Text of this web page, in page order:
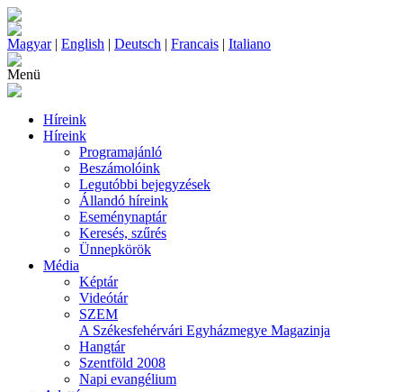
Magyar| English | Deutsch | Francais | Italiano
Menü
Híreink
Híreink
Programajánló
Beszámolóink
Legutóbbi bejegyzések
Állandó híreink
Eseménynaptár
Keresés, szűrés
Ünnepkörök
Média
Képtár
Videótár
SZEM
A Székesfehérvári Egyházmegye Magazinja
Hangtár
Szentföld 2008
Napi evangélium